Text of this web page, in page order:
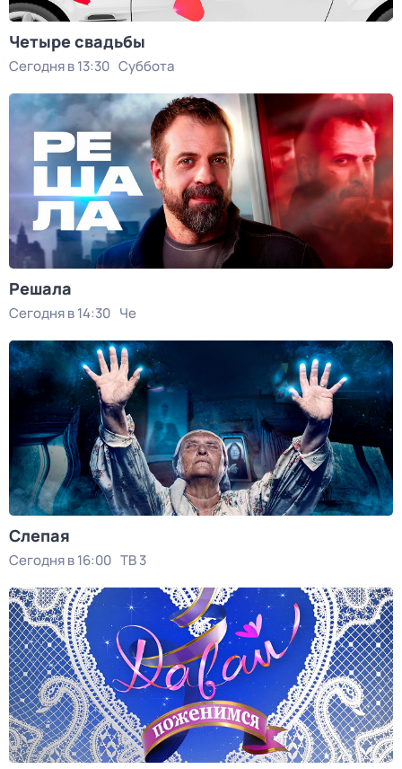
Четыре свадьбы
Сегодня в 13:30 Суббота
Решала
Сегодня в 14:30 Че
Слепая
Сегодня в 16:00 ТВ 3